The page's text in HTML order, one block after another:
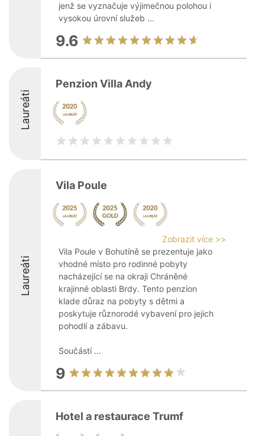
jenž se vyznačuje výjimečnou polohou i
vysokou úrovní služeb ...
9.6
Laureáti
Penzion Villa Andy
Laureáti
Vila Poule
Zobrazit více >>
Vila Poule v Bohutíně se prezentuje jako
vhodné místo pro rodinné pobyty
nacházející se na okraji Chráněné
krajinné oblasti Brdy. Tento penzion
klade důraz na pobyty s dětmi a
poskytuje různorodé vybavení pro jejich
pohodlí a zábavu.
Součástí ...
9
Hotel a restaurace Trumf